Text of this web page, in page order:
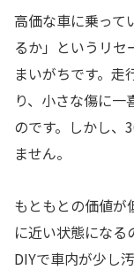
高価な車に乗って
るか」というリセ
まいがちです。
り、小さな傷に
のです。しかし、
ません。
もともとの価値が
に近い状態になる
DIYで車内が少し